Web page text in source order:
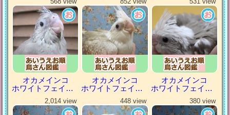
オカメインコ
ホワイトフェイスシナモン
オカメインコ
ホワイトフェイスシナモンパール
オカメインコ
ホワイトフェイスシナモンパイド
2,014 view 448 view 380 view